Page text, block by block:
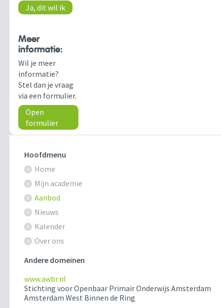
Ja, dit wil ik
Meer
informatie:
Wil je meer
informatie?
Stel dan je vraag
via een formulier.
Open
formulier
Hoofdmenu
Home
Mijn academie
Aanbod
Nieuws
Kalender
Over ons
Andere domeinen
www.awbr.nl
Stichting voor Openbaar Primair Onderwijs Amsterdam
Amsterdam West Binnen de Ring